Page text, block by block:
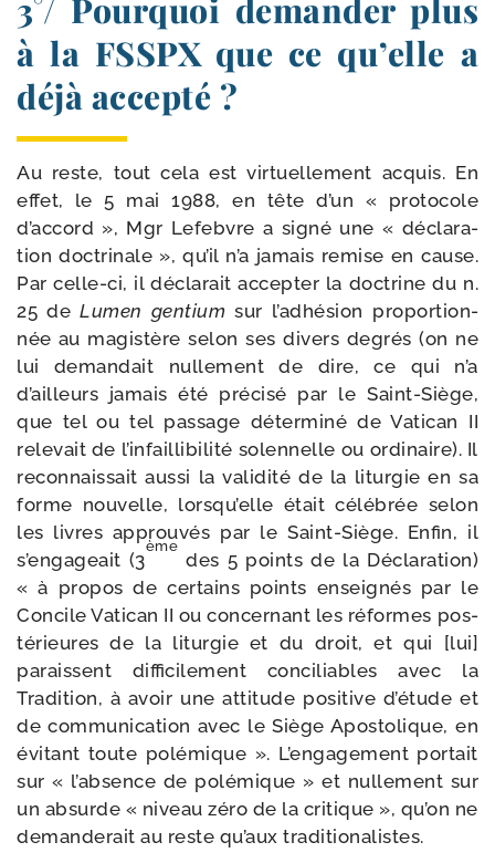
3°/ Pourquoi demander plus
à la FSSPX que ce qu’elle a
déjà accepté ?
Au reste, tout cela est vir­tuel­le­ment acquis. En
effet, le 5 mai 1988, en tête d’un « pro­to­cole
d’accord », Mgr Lefebvre a signé une « décla­ra­
tion doc­tri­nale », qu’il n’a jamais remise en cause.
Par celle-​ci, il décla­rait accep­ter la doc­trine du n.
25 deLumen gen­tiumsur l’adhésion pro­por­tion­
née au magis­tère selon ses divers degrés (on ne
lui deman­dait nul­le­ment de dire, ce qui n’a
d’ailleurs jamais été pré­ci­sé par le Saint-​Siège,
que tel ou tel pas­sage déter­mi­né de Vatican II
rele­vait de l’infaillibilité solen­nelle ou ordi­naire). Il
recon­nais­sait aus­si la vali­di­té de la litur­gie en sa
forme nou­velle, lorsqu’elle était célé­brée selon
les livres approu­vés par le Saint-​Siège. Enfin, il
s’engageait (3
ème
des 5 points de la Déclaration)
« à pro­pos de cer­tains points ensei­gnés par le
Concile Vatican II ou concer­nant les réformes pos­
té­rieures de la litur­gie et du droit, et qui [lui]
paraissent dif­fi­ci­le­ment conci­liables avec la
Tradition, à avoir une atti­tude posi­tive d’é­tude et
de com­mu­ni­ca­tion avec le Siège Apostolique, en
évi­tant toute polé­mique ». L’engagement por­tait
sur « l’absence de polé­mique » et nul­le­ment sur
un absurde « niveau zéro de la cri­tique », qu’on ne
deman­de­rait au reste qu’aux traditionalistes.